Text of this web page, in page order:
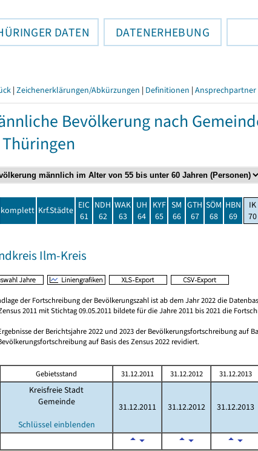
DATEN DATENERHEBUNG
| Zeichenerklärungen/Abkürzungen | Definitionen | Ansprechpartner
Bevölkerung nach
komplett Krf.Städte EIC
61
NDH
62
WAK
63
UH
64
KYF
65
SM
66
GTH
67
SÖM
68
HBN
69
IK
70
Ilm-Kreis
der Fortschreibung der Bevölkerungszahl ist ab dem Jahr 2022 die
2011 mit Stichtag 09.05.2011 bildete für die Jahre 2011 bis 2021 die
der Berichtsjahre 2022 und 2023 der Bevölkerungsfortschreibung auf
auf Basis des Zensus 2022 revidiert.
Gebietsstand 31.12.2011 31.12.2012 31.12.2013
Kreisfreie Stadt
Gemeinde
Schlüssel einblenden
31.12.2011 31.12.2012 31.12.2013